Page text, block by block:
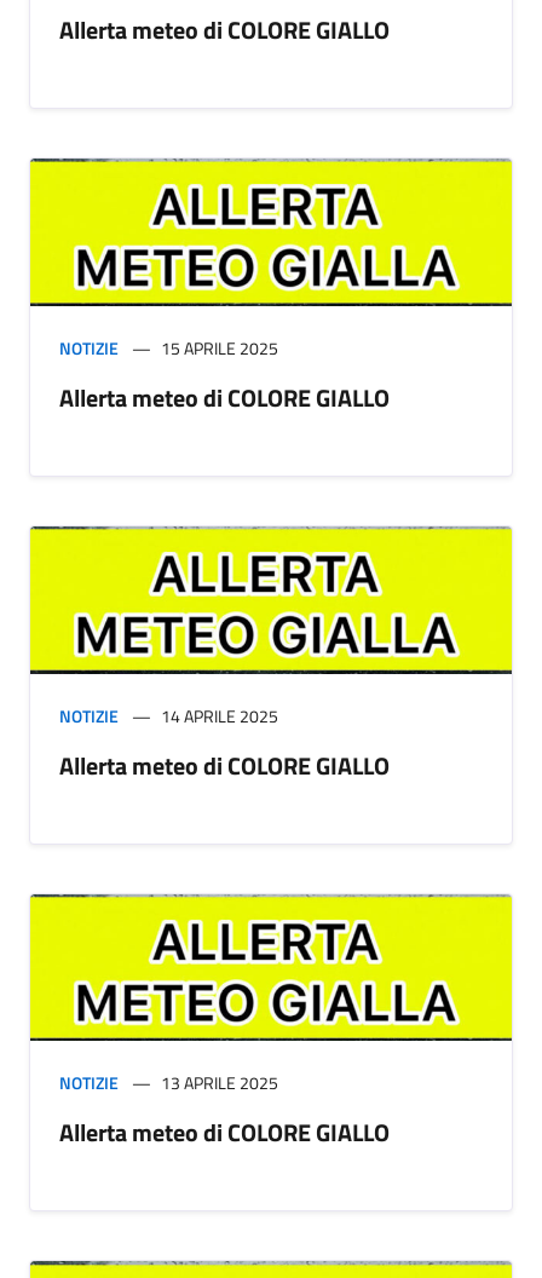
Allerta meteo di COLORE GIALLO
NOTIZIE 15 APRILE 2025
Allerta meteo di COLORE GIALLO
NOTIZIE 14 APRILE 2025
Allerta meteo di COLORE GIALLO
NOTIZIE 13 APRILE 2025
Allerta meteo di COLORE GIALLO